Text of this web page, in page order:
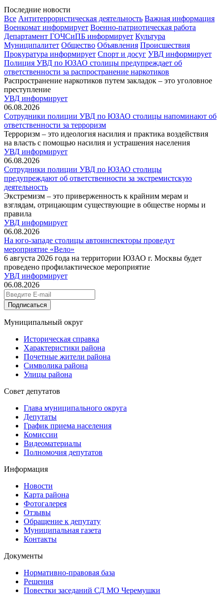
Последние новости
Все Антитеррористическая деятельность Важная информация
Военкомат информирует Военно-патриотическая работа
Департамент ГОЧСиПБ информирует Культура
Муниципалитет Общество Объявления Происшествия
Прокуратура информирует Спорт и досуг УВД информирует
Полиция УВД по ЮЗАО столицы предупреждает об
ответственности за распространение наркотиков
Распространение наркотиков путем закладок – это уголовное
преступление
УВД информирует
06.08.2026
Сотрудники полиции УВД по ЮЗАО столицы напоминают об
ответственности за терроризм
Терроризм – это идеология насилия и практика воздействия
на власть с помощью насилия и устрашения населения
УВД информирует
06.08.2026
Сотрудники полиции УВД по ЮЗАО столицы
предупреждают об ответственности за экстремистскую
деятельность
Экстремизм – это приверженность к крайним мерам и
взглядам, отрицающим существующие в обществе нормы и
правила
УВД информирует
06.08.2026
На юго-западе столицы автоинспекторы проведут
мероприятие «Вело»
6 августа 2026 года на территории ЮЗАО г. Москвы будет
проведено профилактическое мероприятие
УВД информирует
06.08.2026
Подписаться
Муниципальный округ
Историческая справка
Характеристики района
Почетные жители района
Символика района
Улицы района
Совет депутатов
Глава муниципального округа
Депутаты
График приема населения
Комиссии
Видеоматериалы
Полномочия депутатов
Информация
Новости
Карта района
Фотогалерея
Отзывы
Обращение к депутату
Муниципальная газета
Контакты
Документы
Нормативно-правовая база
Решения
Повестки заседаний СД МО Черемушки